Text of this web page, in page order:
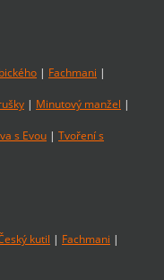
| Fachmani |
| Minutový manžel |
s Evou | Tvoření s
kutil | Fachmani |